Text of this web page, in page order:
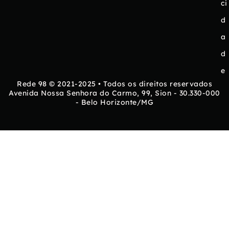
ci
d
a
d
e
Rede 98 © 2021-2025 • Todos os direitos reservados
Avenida Nossa Senhora do Carmo, 99, Sion - 30.330-000
- Belo Horizonte/MG